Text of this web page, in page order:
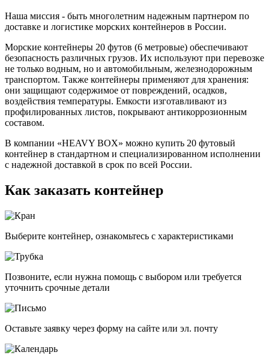
Наша миссия - быть многолетним надежным партнером по
доставке и логистике морских контейнеров в России.
Морские контейнеры 20 футов (6 метровые) обеспечивают
безопасность различных грузов. Их используют при перевозке
не только водным, но и автомобильным, железнодорожным
транспортом. Также контейнеры применяют для хранения:
они защищают содержимое от повреждений, осадков,
воздействия температуры. Емкости изготавливают из
профилированных листов, покрывают антикоррозионным
составом.
В компании «HEAVY BOX» можно купить 20 футовый
контейнер в стандартном и специализированном исполнении
с надежной доставкой в срок по всей России.
Как заказать контейнер
Выберите контейнер, ознакомьтесь с характеристиками
Позвоните, если нужна помощь с выбором или требуется
уточнить срочные детали
Оставьте заявку через форму на сайте или эл. почту